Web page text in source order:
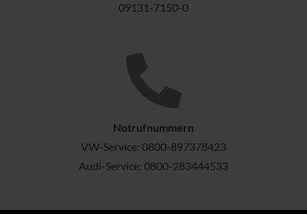
09131-7150-0
Notrufnummern
VW-Service: 0800-897378423
Audi-Service: 0800-283444533